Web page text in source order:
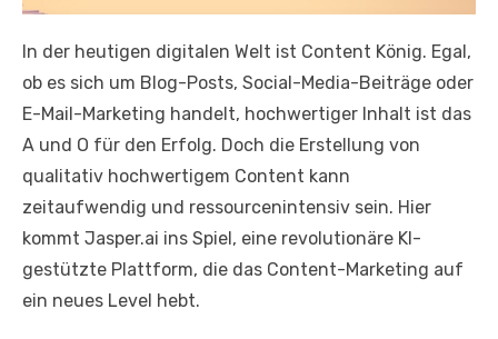
In der heutigen digitalen Welt ist Content König. Egal,
ob es sich um Blog-Posts, Social-Media-Beiträge oder
E-Mail-Marketing handelt, hochwertiger Inhalt ist das
A und O für den Erfolg. Doch die Erstellung von
qualitativ hochwertigem Content kann
zeitaufwendig und ressourcenintensiv sein. Hier
kommt Jasper.ai ins Spiel, eine revolutionäre KI-
gestützte Plattform, die das Content-Marketing auf
ein neues Level hebt.